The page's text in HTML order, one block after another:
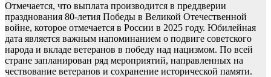
Отмечается, что выплата производится в преддверии
празднования 80-летия Победы в Великой Отечественной
войне, которое отмечается в России в 2025 году. Юбилейная
дата является важным напоминанием о подвиге советского
народа и вкладе ветеранов в победу над нацизмом. По всей
стране запланирован ряд мероприятий, направленных на
чествование ветеранов и сохранение исторической памяти.